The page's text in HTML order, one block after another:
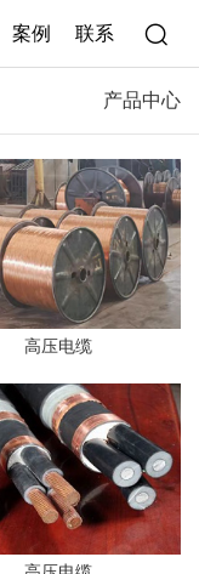
案例 联系
产品中心
高压电缆